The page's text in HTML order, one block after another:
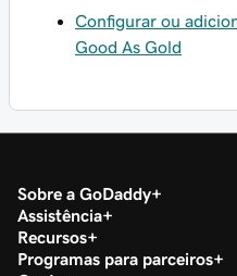
Configurar ou
Good As Gold
Sobre a GoDaddy
Assistência
Recursos
Programas para parceiros